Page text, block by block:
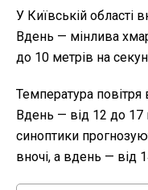
У Київській області
Вдень — мінлива
до 10 метрів на
Температура повітря
Вдень — від 12 до 17
синоптики
вночі, а вдень — від